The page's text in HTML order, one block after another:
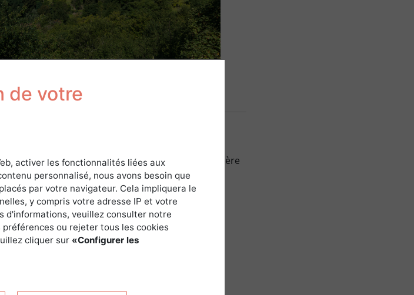
sera bocager, agro-pastoral et, en s’élevant il
de landes. Quant aux sommets, ils restent le
la sapinière qui caractérise cette région forestière
atlantique à continental avec une
niveau des monts du Forez, le vent et le givre
d’altitude.
Forez sont constituées de chênaies
envahis par le pin sylvestre.
de votre
activer les fonctionnalités liées aux
personnalisé, nous avons besoin que
par votre navigateur. Cela impliquera le
y compris votre adresse IP et votre
d'informations, veuillez consulter notre
ou rejeter tous les cookies
cliquer sur «Configurer les